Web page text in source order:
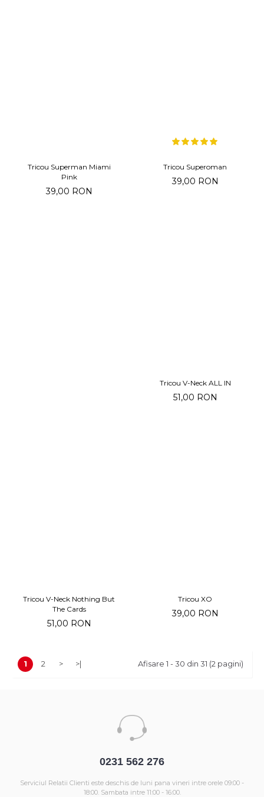
Tricou Superman Miami
Pink
39,00 RON
Tricou Superoman
39,00 RON
Tricou V-Neck ALL IN
51,00 RON
Tricou V-Neck Nothing But
The Cards
51,00 RON
Tricou XO
39,00 RON
1 2 > >| Afisare 1 - 30 din 31 (2 pagini)
0231 562 276
Serviciul Relatii Clienti este deschis de luni pana vineri intre orele 09:00 -
18:00. Sambata intre 11:00 - 16:00.